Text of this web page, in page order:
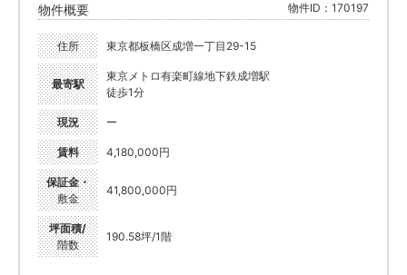
物件概要 物件ID：170197
住所 東京都板橋区成増一丁目29-15
最寄駅
東京メトロ有楽町線地下鉄成増駅
徒歩1分
現況 ー
賃料 4,180,000円
保証金・
敷金
41,800,000円
坪面積/
階数
190.58坪/1階